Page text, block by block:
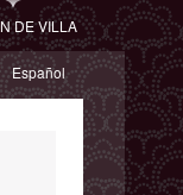
DE VILLA
Español